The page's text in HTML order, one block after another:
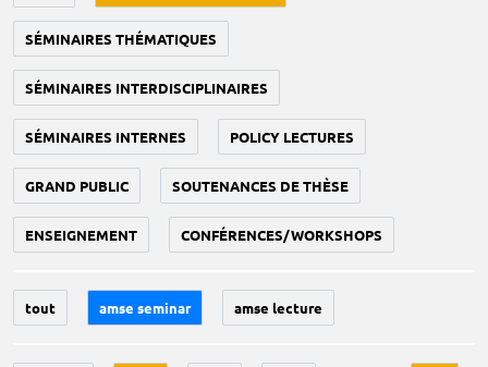
SÉMINAIRES THÉMATIQUES
SÉMINAIRES INTERDISCIPLINAIRES
SÉMINAIRES INTERNES POLICY LECTURES
GRAND PUBLIC SOUTENANCES DE THÈSE
ENSEIGNEMENT CONFÉRENCES/WORKSHOPS
tout amse seminar amse lecture